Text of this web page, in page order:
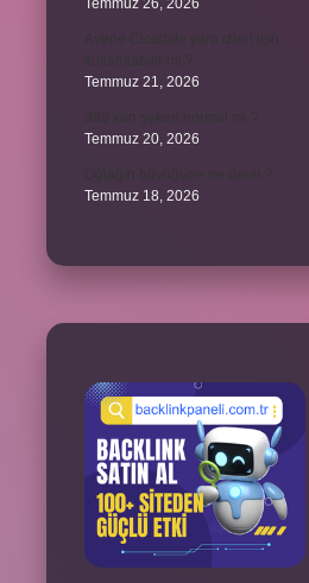
Temmuz 26, 2026
Temmuz 21, 2026
Temmuz 20, 2026
Temmuz 18, 2026